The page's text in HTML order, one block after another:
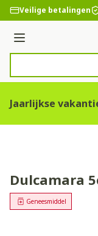
Ga naar de inhoud
Veilige betalingen
Menu
Jaarlijkse
Dulcamara
Geneesmiddel